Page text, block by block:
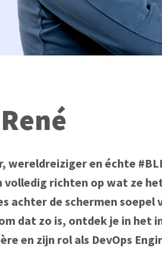
wereldreiziger en échte
volledig richten op wat ze
achter de schermen soepel
dat zo is, ontdek je in het
en zijn rol als DevOps